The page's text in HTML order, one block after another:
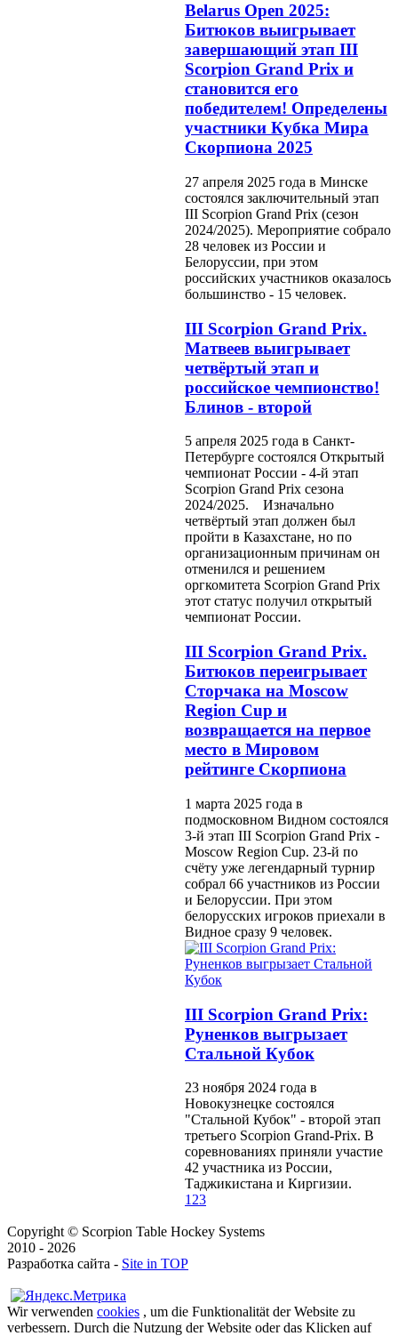
Belarus Open 2025:
Битюков выигрывает
завершающий этап III
Scorpion Grand Prix и
становится его
победителем! Определены
участники Кубка Мира
Скорпиона 2025
27 апреля 2025 года в Минске
состоялся заключительный этап
III Scorpion Grand Prix (сезон
2024/2025). Мероприятие собрало
28 человек из России и
Белоруссии, при этом
российских участников оказалось
большинство - 15 человек.
III Scorpion Grand Prix.
Матвеев выигрывает
четвёртый этап и
российское чемпионство!
Блинов - второй
5 апреля 2025 года в Санкт-
Петербурге состоялся Открытый
чемпионат России - 4-й этап
Scorpion Grand Prix сезона
2024/2025. Изначально
четвёртый этап должен был
пройти в Казахстане, но по
организационным причинам он
отменился и решением
оргкомитета Scorpion Grand Prix
этот статус получил открытый
чемпионат России.
III Scorpion Grand Prix.
Битюков переигрывает
Сторчака на Moscow
Region Cup и
возвращается на первое
место в Мировом
рейтинге Скорпиона
1 марта 2025 года в
подмосковном Видном состоялся
3-й этап III Scorpion Grand Prix -
Moscow Region Cup. 23-й по
счёту уже легендарный турнир
собрал 66 участников из России
и Белоруссии. При этом
белорусских игроков приехали в
Видное сразу 9 человек.
III Scorpion Grand Prix:
Руненков выгрызает
Стальной Кубок
23 ноября 2024 года в
Новокузнецке состоялся
"Стальной Кубок" - второй этап
третьего Scorpion Grand-Prix. В
соревнованиях приняли участие
42 участника из России,
Таджикистана и Киргизии.
1 23
Copyright © Scorpion Table Hockey Systems
2010 - 2026
Разработка сайта - Site in TOP
Wir verwenden cookies , um die Funktionalität der Website zu
verbessern. Durch die Nutzung der Website oder das Klicken auf